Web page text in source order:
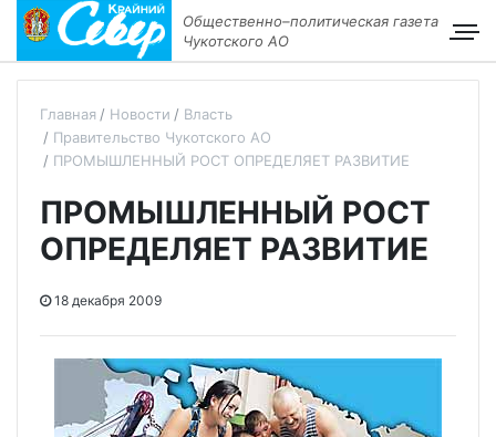
Общественно–политическая газета
Чукотского АО
Главная Новости
Власть
Правительство Чукотского АО
ПРОМЫШЛЕННЫЙ РОСТ ОПРЕДЕЛЯЕТ РАЗВИТИЕ
ПРОМЫШЛЕННЫЙ РОСТ
ОПРЕДЕЛЯЕТ РАЗВИТИЕ
18 декабря 2009